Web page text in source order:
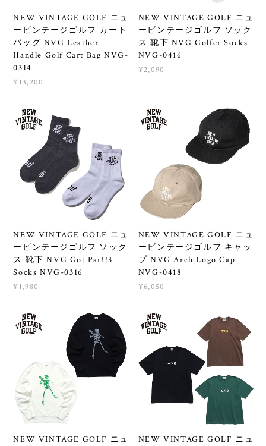
NEW VINTAGE GOLF ニュ
ービンテージゴルフ カート
バッグ NVG Leather
Handle Golf Cart Bag NVG-
0314
¥13,200
NEW VINTAGE GOLF ニュ
ービンテージゴルフ ソック
ス 靴下 NVG Golfer Socks
NVG-0416
¥2,090
NEW VINTAGE GOLF ニュ
ービンテージゴルフ ソック
ス 靴下 NVG Got Par!!3
Socks NVG-0316
¥1,980
NEW VINTAGE GOLF ニュ
ービンテージゴルフ キャッ
プ NVG Arch Logo Cap
NVG-0418
¥6,050
NEW VINTAGE GOLF ニュ
NEW VINTAGE GOLF ニュ